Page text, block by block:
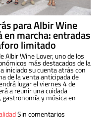
para Albir Wine
en marcha: entradas
limitado
Albir Wine Lover, uno de los
más destacados de la
iniciado su cuenta atrás con
de la venta anticipada de
lugar el viernes 4 de
a reunir una cuidada
gastronomía y música en
Sin comentarios